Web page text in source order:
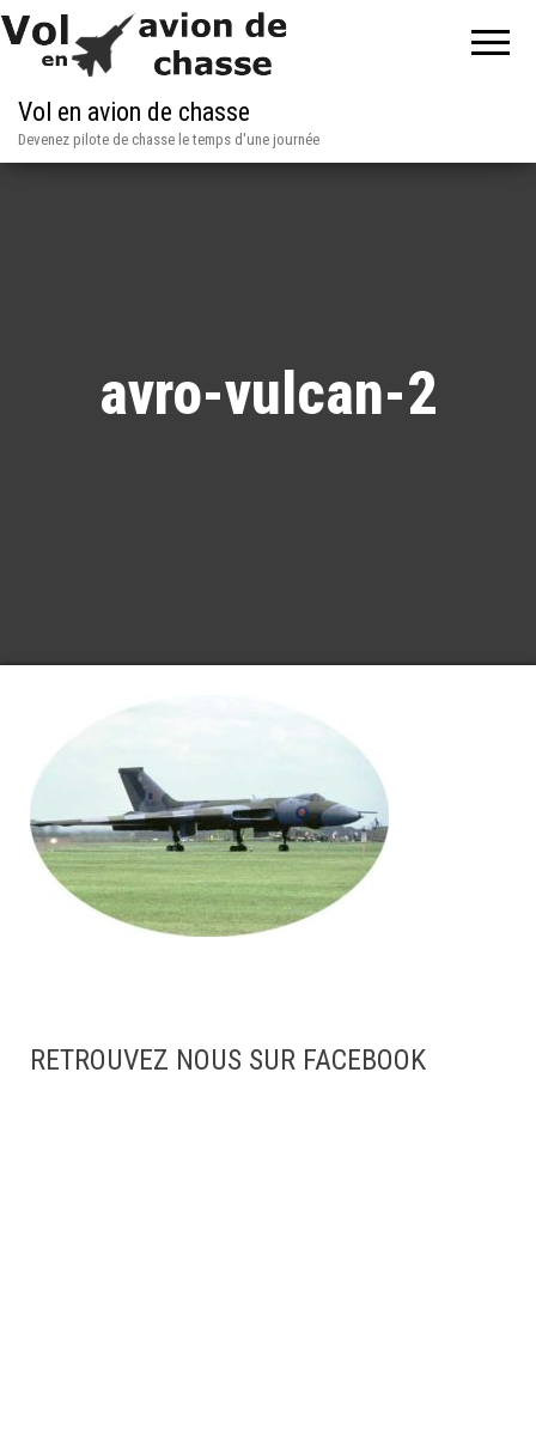
Vol en avion de chasse
Devenez pilote de chasse le temps d'une journée
avro-vulcan-2
RETROUVEZ NOUS SUR FACEBOOK